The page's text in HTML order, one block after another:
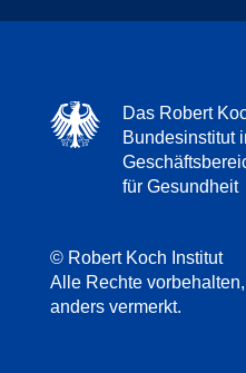
Das Robert
Bundesinstitut
für Gesundheit
© Robert Koch Institut
Alle Rechte
anders vermerkt.